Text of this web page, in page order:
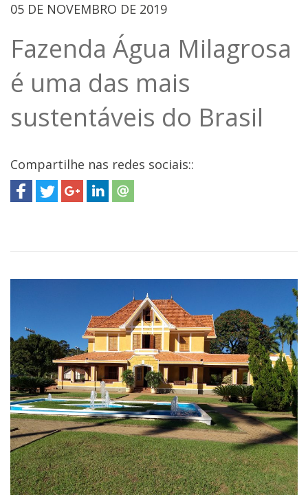
05 DE NOVEMBRO DE 2019
Fazenda Água Milagrosa
é uma das mais
sustentáveis do Brasil
Compartilhe nas redes sociais::